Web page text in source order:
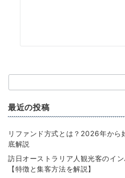
最近の投稿
リファンド方式とは？2026年から
底解説
訪日オーストラリア人観光客のイ
【特徴と集客方法を解説】